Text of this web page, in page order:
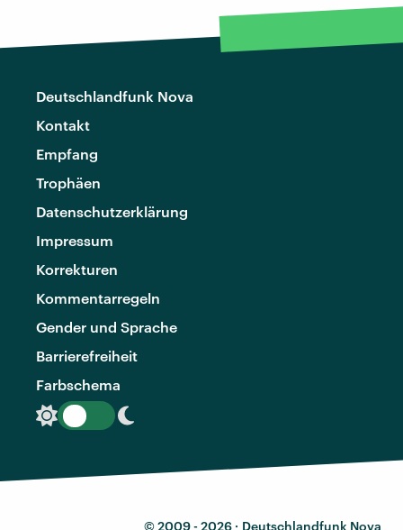
Deutschlandfunk Nova
Kontakt
Empfang
Trophäen
Datenschutzerklärung
Impressum
Korrekturen
Kommentarregeln
Gender und Sprache
Barrierefreiheit
Farbschema
© 2009 - 2026 · Deutschlandfunk Nova